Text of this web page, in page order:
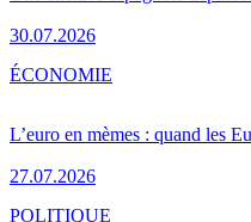
30.07.2026
L’euro en mèmes : quand les
27.07.2026
ÉCONOMIE
POLITIQUE